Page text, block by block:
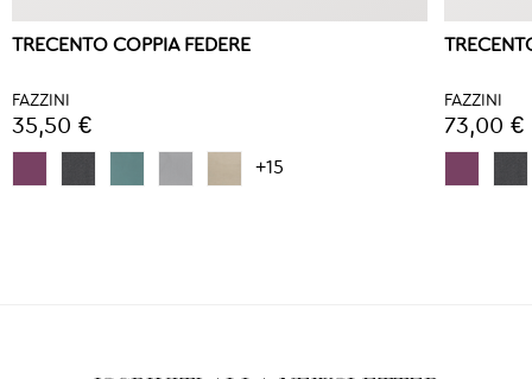
TRECENTO COPPIA FEDERE
FAZZINI
35,50 €
+15
FAZZINI
73,00 €